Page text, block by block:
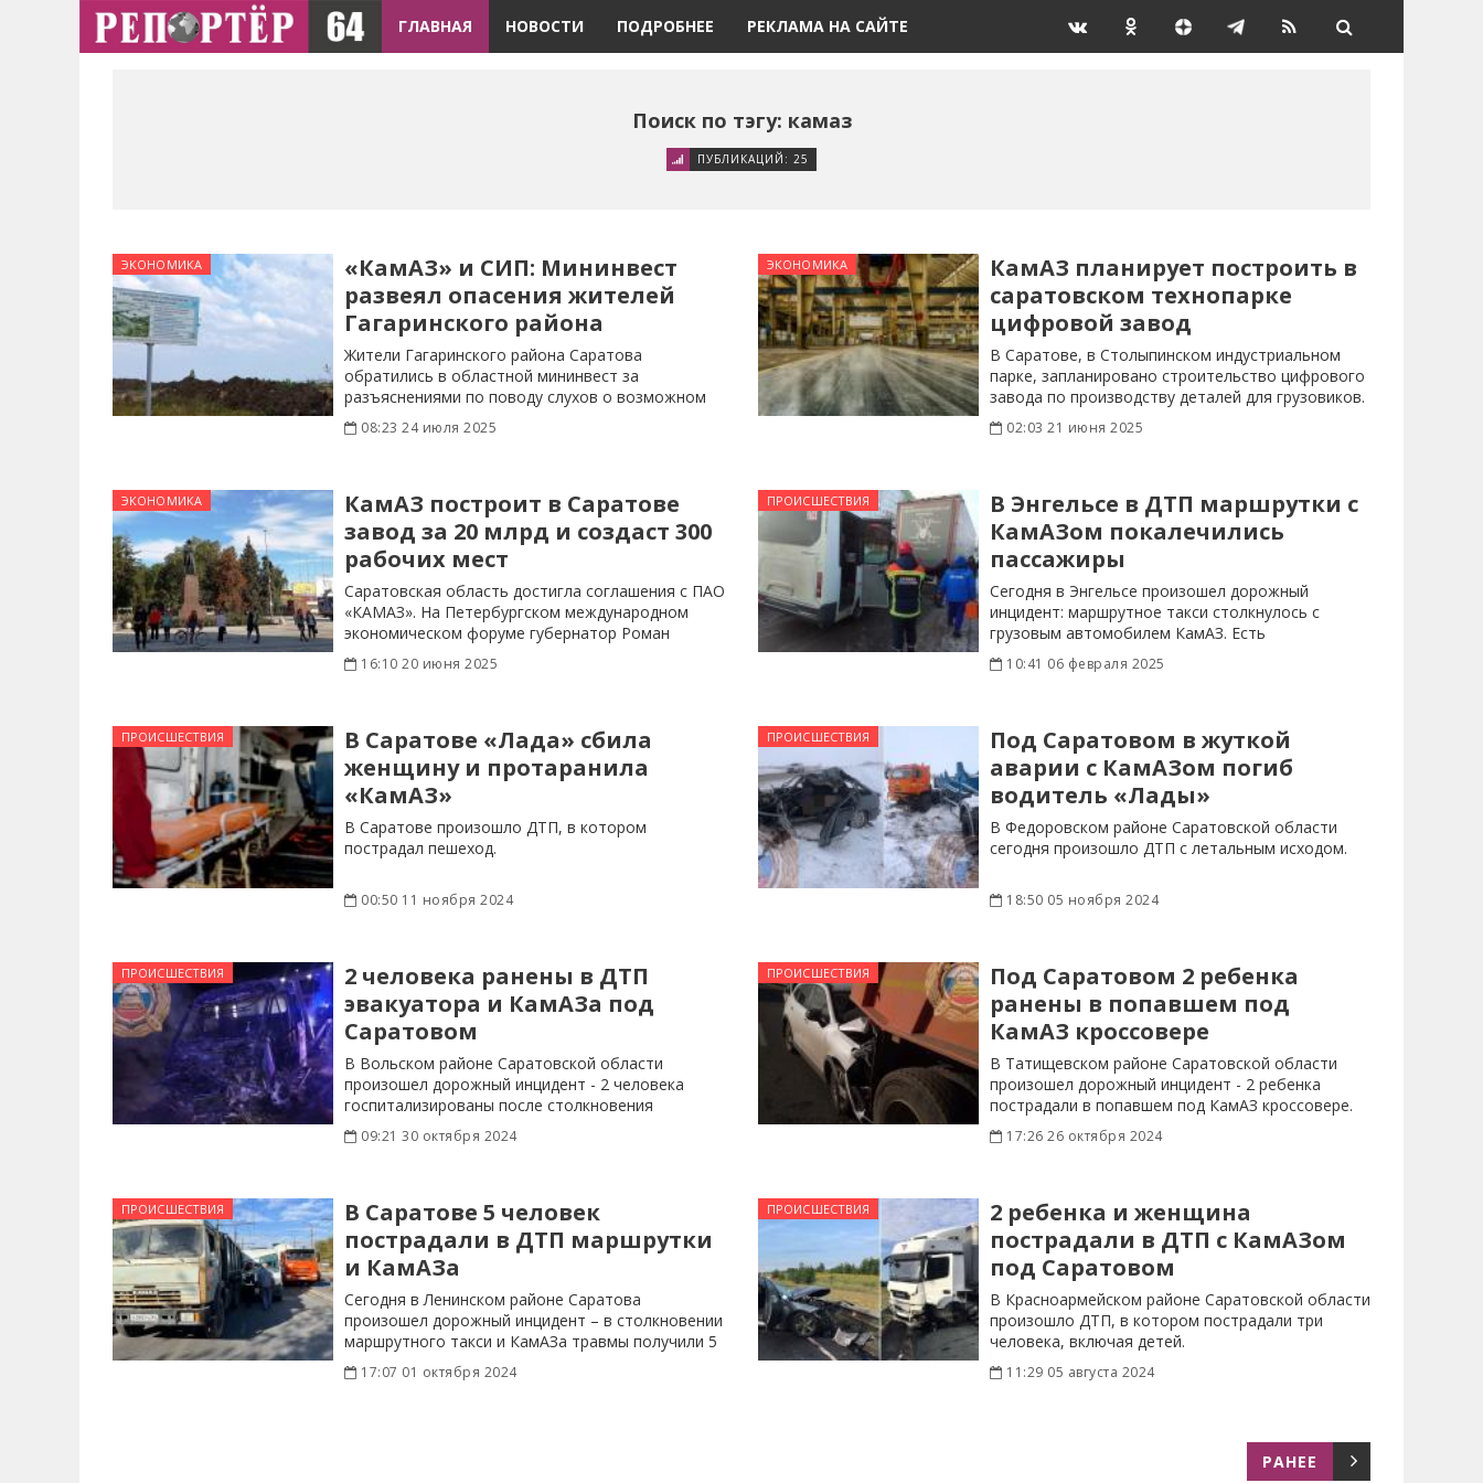
ГЛАВНАЯ НОВОСТИ ПОДРОБНЕЕ РЕКЛАМА НА САЙТЕ
Поиск по тэгу: камаз
ПУБЛИКАЦИЙ: 25
ЭКОНОМИКА
«КамАЗ» и СИП: Мининвест
развеял опасения жителей
Гагаринского района
Жители Гагаринского района Саратова
обратились в областной мининвест за
разъяснениями по поводу слухов о возможном
строительстве на
08:23 24 июля 2025
ЭКОНОМИКА
КамАЗ планирует построить в
саратовском технопарке
цифровой завод
В Саратове, в Столыпинском индустриальном
парке, запланировано строительство цифрового
завода по производству деталей для грузовиков.
02:03 21 июня 2025
ЭКОНОМИКА
КамАЗ построит в Саратове
завод за 20 млрд и создаст 300
рабочих мест
Саратовская область достигла соглашения с ПАО
«КАМАЗ». На Петербургском международном
экономическом форуме губернатор Роман
16:10 20 июня 2025
ПРОИСШЕСТВИЯ
В Энгельсе в ДТП маршрутки с
КамАЗом покалечились
пассажиры
Сегодня в Энгельсе произошел дорожный
инцидент: маршрутное такси столкнулось с
грузовым автомобилем КамАЗ. Есть
пострадавшие.
10:41 06 февраля 2025
ПРОИСШЕСТВИЯ
В Саратове «Лада» сбила
женщину и протаранила
«КамАЗ»
В Саратове произошло ДТП, в котором
пострадал пешеход.
00:50 11 ноября 2024
ПРОИСШЕСТВИЯ
Под Саратовом в жуткой
аварии с КамАЗом погиб
водитель «Лады»
В Федоровском районе Саратовской области
сегодня произошло ДТП с летальным исходом.
18:50 05 ноября 2024
ПРОИСШЕСТВИЯ
2 человека ранены в ДТП
эвакуатора и КамАЗа под
Саратовом
В Вольском районе Саратовской области
произошел дорожный инцидент - 2 человека
госпитализированы после столкновения
эвакуатора и
09:21 30 октября 2024
ПРОИСШЕСТВИЯ
Под Саратовом 2 ребенка
ранены в попавшем под
КамАЗ кроссовере
В Татищевском районе Саратовской области
произошел дорожный инцидент - 2 ребенка
пострадали в попавшем под КамАЗ кроссовере.
17:26 26 октября 2024
ПРОИСШЕСТВИЯ
В Саратове 5 человек
пострадали в ДТП маршрутки
и КамАЗа
Сегодня в Ленинском районе Саратова
произошел дорожный инцидент – в столкновении
маршрутного такси и КамАЗа травмы получили 5
17:07 01 октября 2024
ПРОИСШЕСТВИЯ
2 ребенка и женщина
пострадали в ДТП с КамАЗом
под Саратовом
В Красноармейском районе Саратовской области
произошло ДТП, в котором пострадали три
человека, включая детей.
11:29 05 августа 2024
РАНЕЕ